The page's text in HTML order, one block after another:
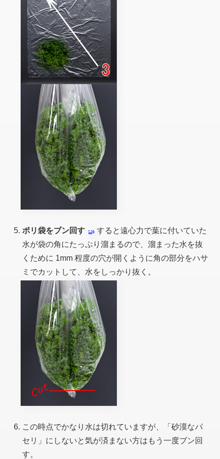
ポリ袋をブン回す
すると遠心力で葉に付いていた
水が袋の角にたっぷり溜まるので、溜まった水を抜
くために 1mm 程度の穴が開くように角の部分をハサ
ミでカットして、水をしっかり抜く。
この時点でかなり水は切れていますが、「砂漠なパ
セリ」にしないと気が済まない方はもう一度ブン回
す。